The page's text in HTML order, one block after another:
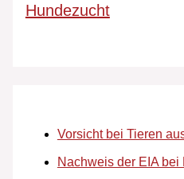
Hundezucht
Vorsicht bei Tieren
Nachweis der EIA